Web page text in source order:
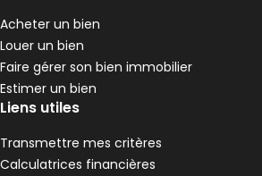
Acheter un bien
Louer un bien
Faire gérer son bien immobilier
Estimer un bien
Liens utiles
Transmettre mes critères
Calculatrices financières